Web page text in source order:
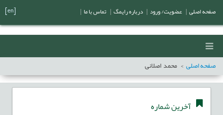
صفحه اصلی محمد اصلانی
آخرین شماره
صفحه اصلی عضویت/ ورود درباره رایمگ تماس با ما